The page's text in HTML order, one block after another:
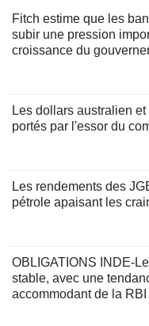
Fitch estime que les
subir une pression
croissance du
Les dollars australien
portés par l'essor du
Les rendements des
pétrole apaisant les
OBLIGATIONS INDE-
stable, avec une
accommodant de la RBI